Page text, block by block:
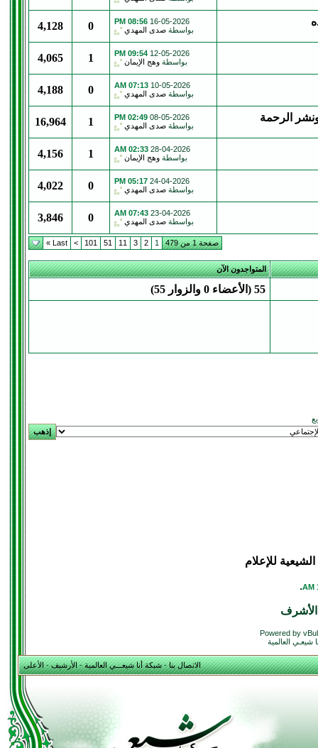
16-05-2026
08:56 PM
بواسطة صدى المهدي 0
4,128
12-05-2026
09:54 PM
بواسطة وهج الإيمان 1
4,065
10-05-2026
07:13 AM
بواسطة صدى المهدي 0
4,188
الرحمة 08-05-2026
02:49 PM
بواسطة صدى المهدي 1
16,964
28-04-2026
02:33 AM
بواسطة وهج الإيمان 1
4,156
24-04-2026
05:17 PM
بواسطة صدى المهدي 0
4,022
23-04-2026
07:43 AM
بواسطة صدى المهدي 0
3,846
صفحة 1 من 479 1
2
3
11
51
101
>
Last »
المتواجدون الآن
55 (الأعضاء 0 والزوار 55)
للإعلام
.
Powered by
العالمية
الاتصال بنا-شبكة أنا شيعـــي العالمية-الأرشيف-الأعلى